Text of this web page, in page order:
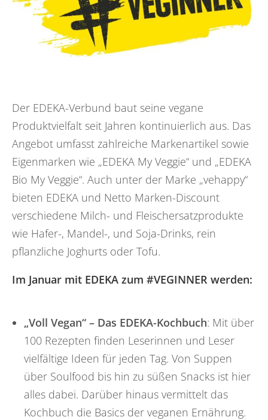
Der EDEKA-Verbund baut seine vegane
Produktvielfalt seit Jahren kontinuierlich aus. Das
Angebot umfasst zahlreiche Markenartikel sowie
Eigenmarken wie „EDEKA My Veggie“ und „EDEKA
Bio My Veggie“. Auch unter der Marke „vehappy“
bieten EDEKA und Netto Marken-Discount
verschiedene Milch- und Fleischersatzprodukte
wie Hafer-, Mandel-, und Soja-Drinks, rein
pflanzliche Joghurts oder Tofu.
Im Januar mit EDEKA zum #VEGINNER werden:
„Voll Vegan“ – Das EDEKA-Kochbuch: Mit über
100 Rezepten finden Leserinnen und Leser
vielfältige Ideen für jeden Tag. Von Suppen
über Soulfood bis hin zu süßen Snacks ist hier
alles dabei. Darüber hinaus vermittelt das
Kochbuch die Basics der veganen Ernährung.